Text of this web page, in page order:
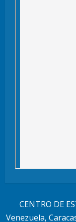
CENTRO DE
Venezuela,